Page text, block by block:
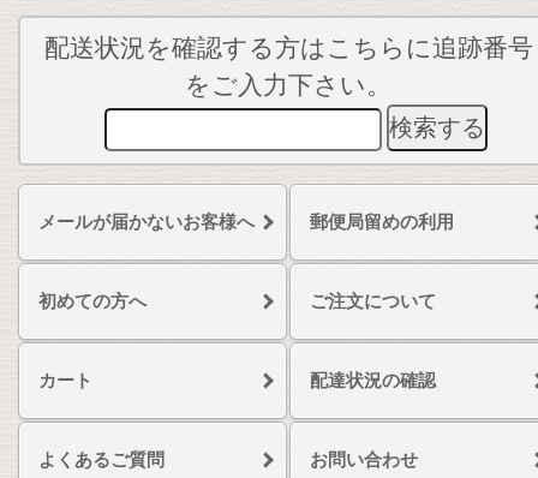
配送状況を確認する方はこちらに追跡番号
をご入力下さい。
メールが届かないお客様へ 郵便局留めの利用
初めての方へ ご注文について
カート 配達状況の確認
よくあるご質問 お問い合わせ